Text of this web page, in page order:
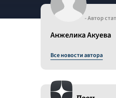
- Автор
Анжелика Акуева
Все новости автора